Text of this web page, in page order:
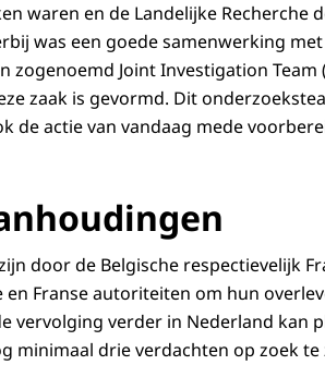
waren en de Landelijke Recherche
was een goede samenwerking
zogenoemd Joint Investigation
zaak is gevormd. Dit
de actie van vandaag mede
door de Belgische respectievelijk
en Franse autoriteiten om hun
vervolging verder in Nederland kan
minimaal drie verdachten op zoek